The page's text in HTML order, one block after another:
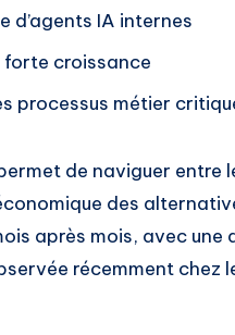
d’agents IA internes
forte croissance
processus métier
de naviguer entre
des
après mois, avec une
récemment chez